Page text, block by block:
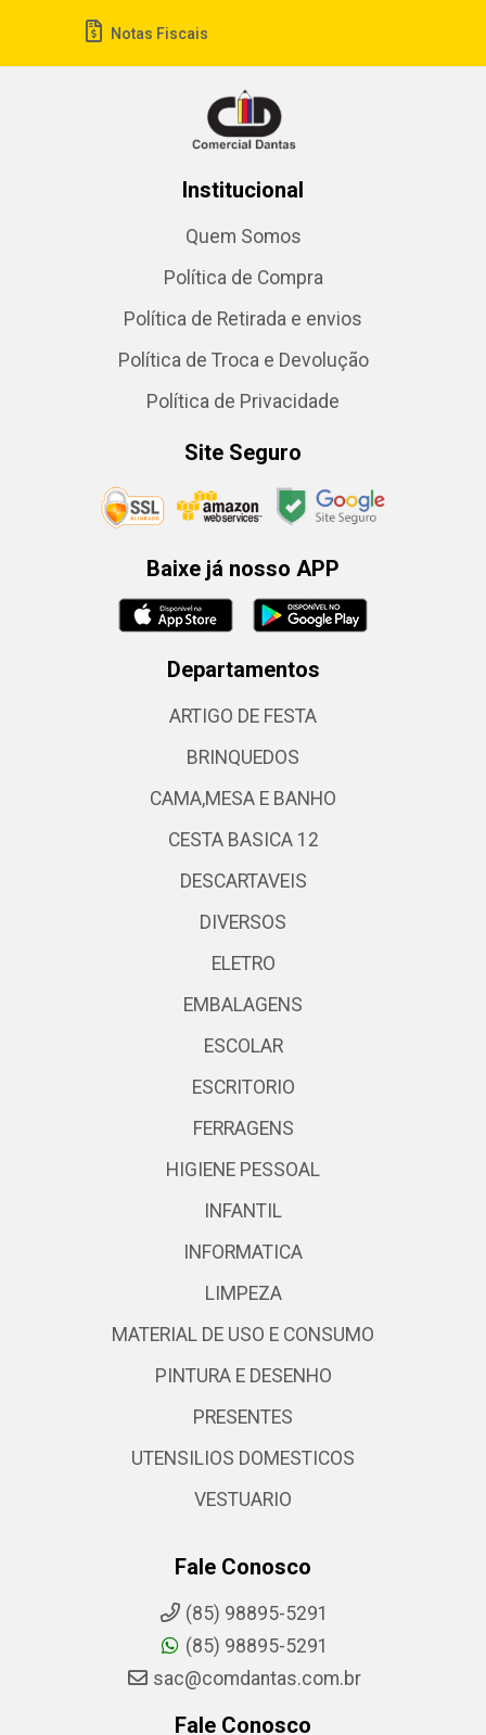
Notas Fiscais
Institucional
Quem Somos
Política de Compra
Política de Retirada e envios
Política de Troca e Devolução
Política de Privacidade
Site Seguro
Baixe já nosso APP
Departamentos
ARTIGO DE FESTA
BRINQUEDOS
CAMA,MESA E BANHO
CESTA BASICA 12
DESCARTAVEIS
DIVERSOS
ELETRO
EMBALAGENS
ESCOLAR
ESCRITORIO
FERRAGENS
HIGIENE PESSOAL
INFANTIL
INFORMATICA
LIMPEZA
MATERIAL DE USO E CONSUMO
PINTURA E DESENHO
PRESENTES
UTENSILIOS DOMESTICOS
VESTUARIO
Fale Conosco
(85) 98895-5291
(85) 98895-5291
sac@comdantas.com.br
Fale Conosco